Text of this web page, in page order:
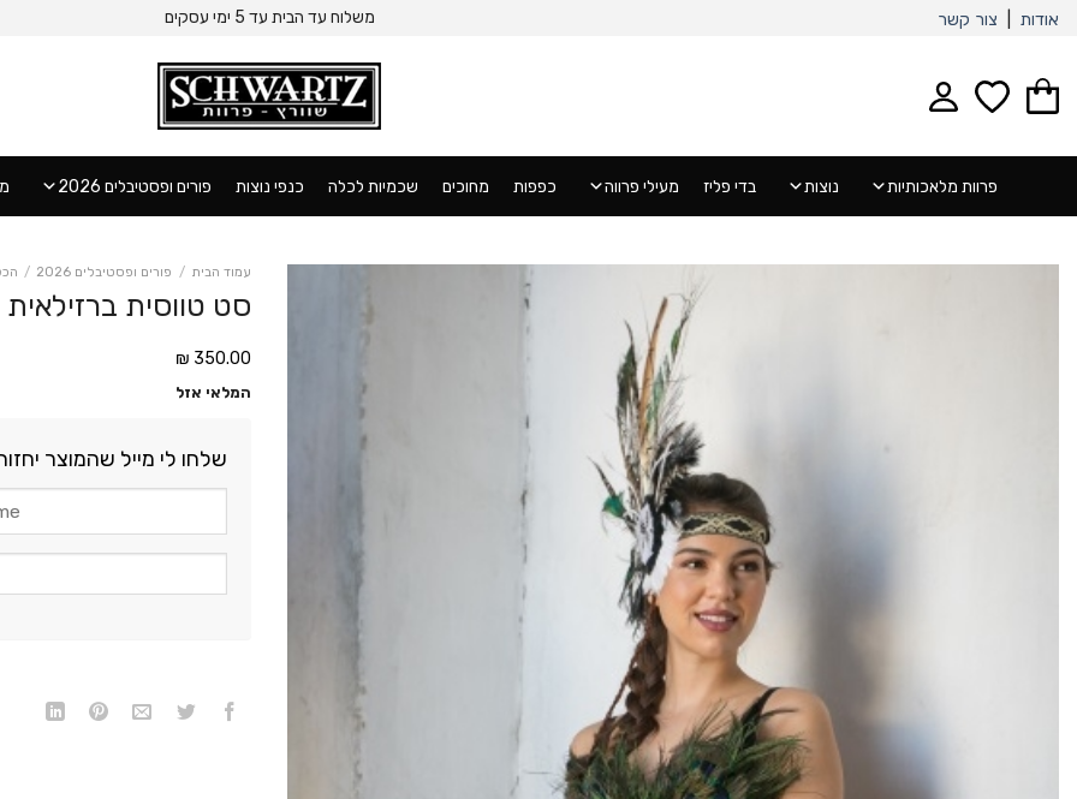
Skip
content
אודות צור קשר משלוח עד הבית עד 5 ימי עסקים
פרוות מלאכותיות נוצות בדי פליז מעילי פרווה כפפות מחוכים שכמיות לכלה כנפי נוצות פורים ופסטיבלים 2026
עמוד הבית / פורים ופסטיבלים 2026 /
סט טווסית ברזילאית
350.00
₪
המלאי אזל
שלחו לי מייל שהמוצר